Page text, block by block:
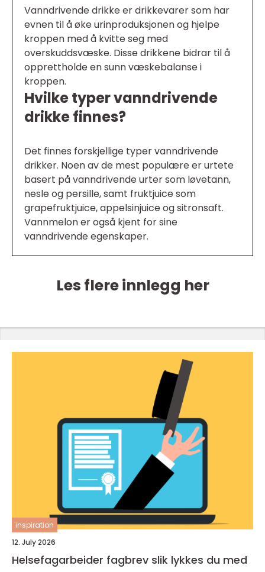
Vanndrivende drikke er drikkevarer som har
evnen til å øke urinproduksjonen og hjelpe
kroppen med å kvitte seg med
overskuddsvæske. Disse drikkene bidrar til å
opprettholde en sunn væskebalanse i
kroppen.
Hvilke typer vanndrivende
drikke finnes?
Det finnes forskjellige typer vanndrivende
drikker. Noen av de mest populære er urtete
basert på vanndrivende urter som løvetann,
nesle og persille, samt fruktjuice som
grapefruktjuice, appelsinjuice og sitronsaft.
Vannmelon er også kjent for sine
vanndrivende egenskaper.
Les flere innlegg her
inspiration
12. July 2026
Helsefagarbeider fagbrev slik lykkes du med